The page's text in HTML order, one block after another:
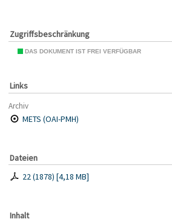
Zugriffsbeschränkung
DAS DOKUMENT IST FREI VERFÜGBAR
Links
Archiv
METS (OAI-PMH)
Dateien
22 (1878) [4,18 MB]
Inhalt